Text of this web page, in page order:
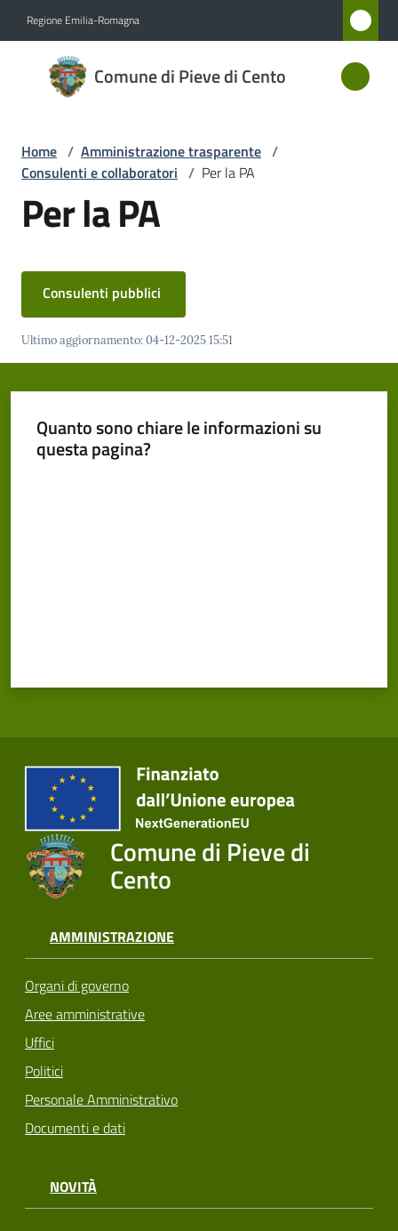
Regione Emilia-Romagna
Comune di Pieve di Cento
Comune
di Pieve
Menu selezionato
Servizi
Vivere
Pieve
Home / Amministrazione trasparente /
Consulenti e collaboratori / Per la PA
Per la PA
Consulenti pubblici
Ultimo aggiornamento:04-12-2025 15:51
Quanto sono chiare le informazioni su
questa pagina?
Comune di Pieve di
Cento
AMMINISTRAZIONE
Organi di governo
Aree amministrative
Uffici
Politici
Personale Amministrativo
Documenti e dati
NOVITÀ